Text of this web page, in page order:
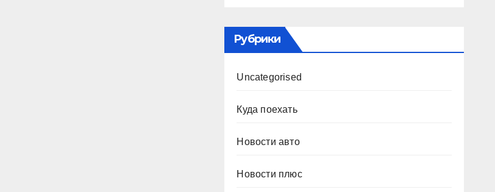
Рубрики
Uncategorised
Куда поехать
Новости авто
Новости плюс